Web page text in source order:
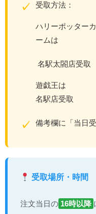
✓ 受取方法：
ハリーポッター
ームは
名駅太閤店受取
遊戯王は
名駅店受取
✓ 備考欄に「当日
受取場所・時間
注文当日の 16時以降